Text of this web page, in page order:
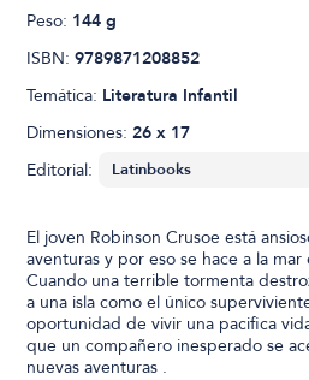
Peso: 144 g
ISBN:9789871208852
Temática: Literatura Infantil
Dimensiones:26 x 17
Editorial:
El joven Robinson Crusoe está
aventuras y por eso se hace a la
Cuando una terrible tormenta
a una isla como el único
oportunidad de vivir una pacifica
que un compañero inesperado se
nuevas aventuras .